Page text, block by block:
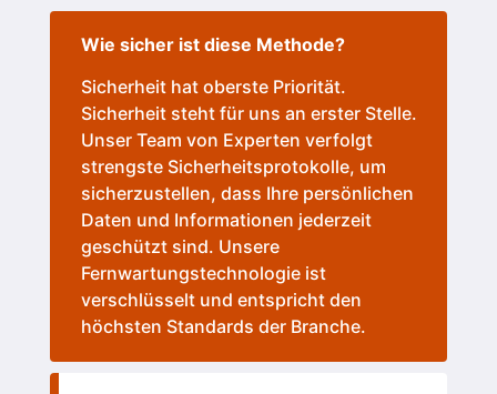
Wie sicher ist diese Methode?
Sicherheit hat oberste Priorität.
Sicherheit steht für uns an erster Stelle.
Unser Team von Experten verfolgt
strengste Sicherheitsprotokolle, um
sicherzustellen, dass Ihre persönlichen
Daten und Informationen jederzeit
geschützt sind. Unsere
Fernwartungstechnologie ist
verschlüsselt und entspricht den
höchsten Standards der Branche.